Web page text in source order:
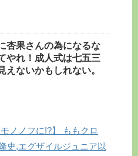
杏果さんの為になるな
やれ！成人式は七五三
えないかもしれない。
ノノフに!?】 ももクロ
史,エグザイルジュニア以